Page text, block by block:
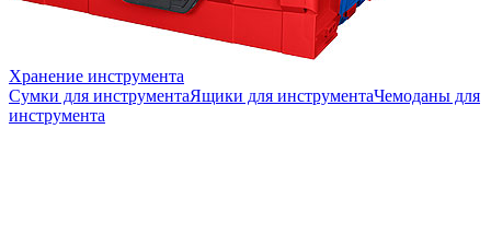
Хранение инструмента
Сумки для инструментаЯщики для инструментаЧемоданы для
инструмента